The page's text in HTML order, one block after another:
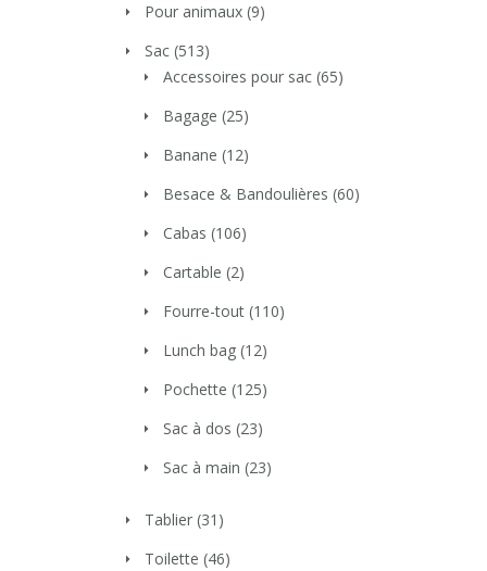
Pour animaux (9)
Sac (513)
Accessoires pour sac (65)
Bagage (25)
Banane (12)
Besace & Bandoulières (60)
Cabas (106)
Cartable (2)
Fourre-tout (110)
Lunch bag (12)
Pochette (125)
Sac à dos (23)
Sac à main (23)
Tablier (31)
Toilette (46)